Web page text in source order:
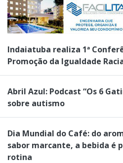
Indaiatuba realiza 1ª
Promoção da Igualdade
Abril Azul: Podcast “Os 6
sobre autismo
Dia Mundial do Café: do
sabor marcante, a bebida é
rotina